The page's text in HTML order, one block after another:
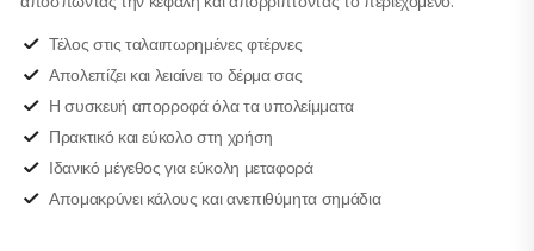
Τέλος στις ταλαιπωρημένες φτέρνες
Απολεπίζει και λειαίνει το δέρμα σας
Η συσκευή απορροφά όλα τα υπολείμματα
Πρακτικό και εύκολο στη χρήση
Ιδανικό μέγεθος για εύκολη μεταφορά
Απομακρύνει κάλους και ανεπιθύμητα σημάδια